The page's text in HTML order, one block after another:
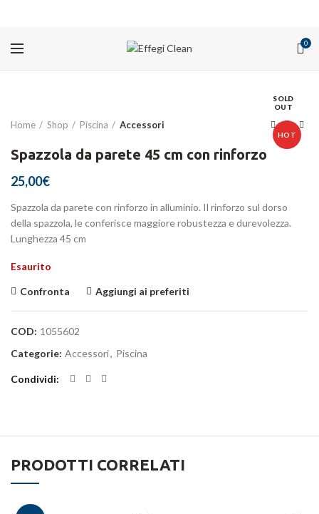
0
SOLD
OUT
HOT
Home Shop Piscina Accessori
Spazzola da parete 45 cm con rinforzo
25,00€
Spazzola da parete con rinforzo in alluminio. Il rinforzo sul dorso
della spazzola, le conferisce maggiore robustezza e durevolezza.
Lunghezza 45 cm
Esaurito
Confronta Aggiungi ai preferiti
COD: 1055602
Categorie: Accessori, Piscina
Condividi
PRODOTTI CORRELATI